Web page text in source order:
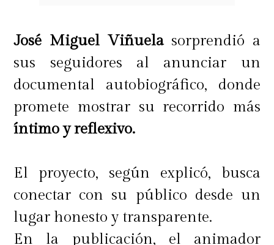
Amor y anarquía: Temporada 2
(16/6/2022)
Tras recibir noticias devastadoras, la
dolor la hace arrojar al vacío su
vida, su carrera y su relación con
Max.
José Miguel Viñuelasorprendió a
sus seguidores al anunciar un
documental autobiográfico, donde
promete mostrar su recorrido más
íntimo y reflexivo.
El proyecto, según explicó, busca
conectar con su público desde un
lugar honesto y transparente.
En la publicación, el animador